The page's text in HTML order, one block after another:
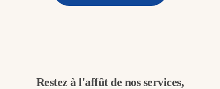
Restez à l'affût de nos services,